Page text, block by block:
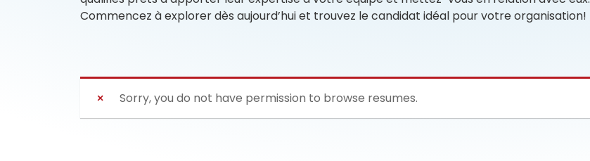
Commencez à explorer dès aujourd’hui et trouvez le candidat idéal pour votre organisation!
Sorry, you do not have permission to browse resumes.